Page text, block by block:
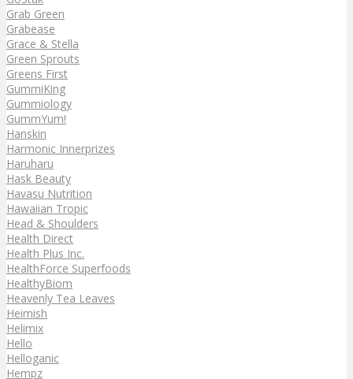
Grab Green
Grabease
Grace & Stella
Green Sprouts
Greens First
GummiKing
Gummiology
GummYum!
Hanskin
Harmonic Innerprizes
Haruharu
Hask Beauty
Havasu Nutrition
Hawaiian Tropic
Head & Shoulders
Health Direct
Health Plus Inc.
HealthForce Superfoods
HealthyBiom
Heavenly Tea Leaves
Heimish
Helimix
Hello
Helloganic
Hempz